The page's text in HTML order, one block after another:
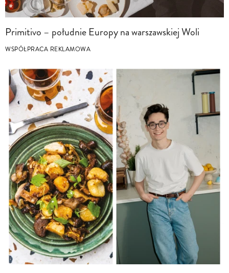
Primitivo – południe Europy na warszawskiej Woli
WSPÓŁPRACA REKLAMOWA